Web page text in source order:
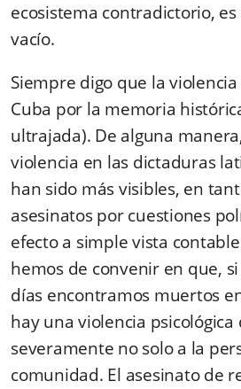
ecosistema contradictorio,
vacío.
Siempre digo que la
Cuba por la memoria
ultrajada). De alguna
violencia en las dictaduras
han sido más visibles, en
asesinatos por cuestiones
efecto a simple vista
hemos de convenir en que,
días encontramos muertos
hay una violencia psicológica
severamente no solo a la
comunidad. El asesinato de